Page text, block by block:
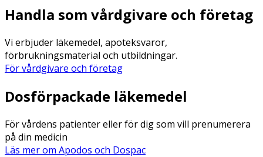
Handla som vårdgivare och företag
Vi erbjuder läkemedel, apoteksvaror,
förbrukningsmaterial och utbildningar.
För vårdgivare och företag
Dosförpackade läkemedel
För vårdens patienter eller för dig som vill prenumerera
på din medicin
Läs mer om Apodos och Dospac